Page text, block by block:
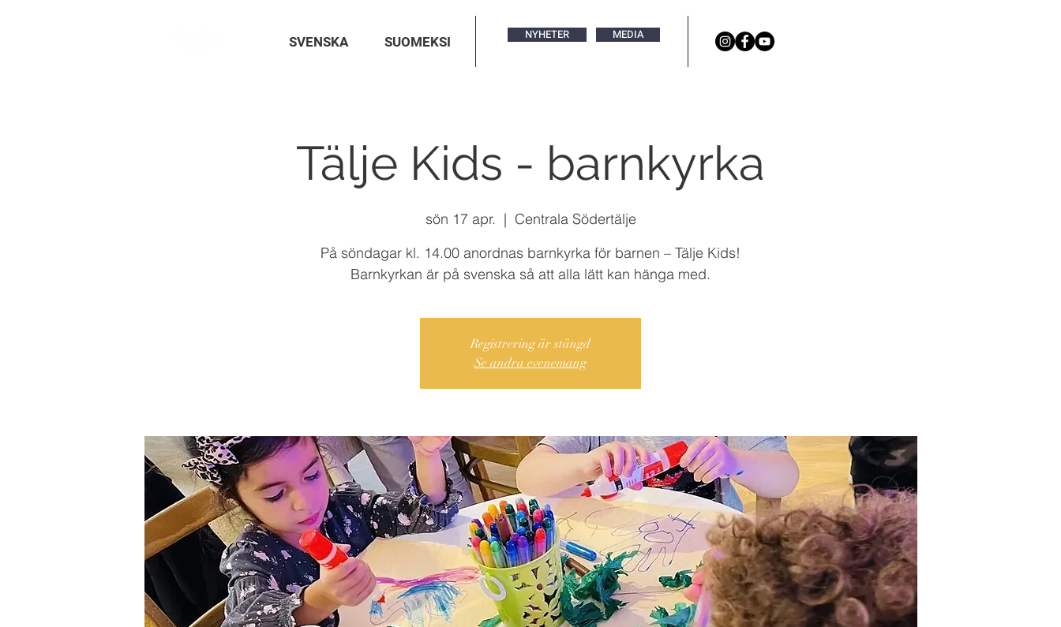
SVENSKA SUOMEKSI NYHETER MEDIA
Tälje Kids - barnkyrka
sön 17 apr.
  |
Centrala Södertälje
På söndagar kl. 14.00 anordnas barnkyrka för barnen – Tälje Kids!
Barnkyrkan är på svenska så att alla lätt kan hänga med.
Registrering är stängd
Se andra evenemang